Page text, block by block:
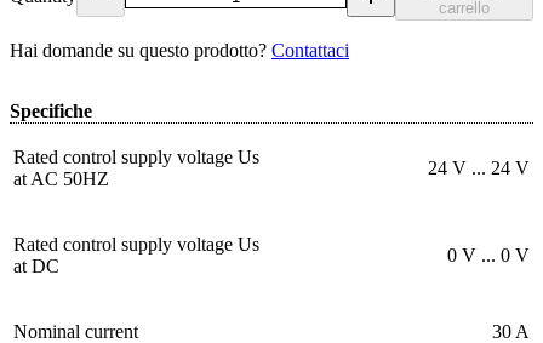
carrello
Hai domande su questo prodotto? Contattaci
Specifiche
Rated control supply voltage Us
at AC 50HZ
24 V ... 24 V
Rated control supply voltage Us
at DC
0 V ... 0 V
Nominal current 30 A